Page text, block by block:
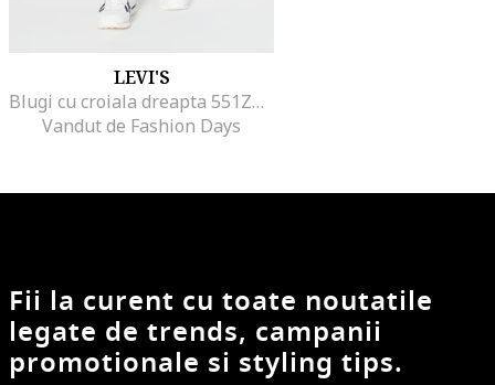
LEVI'S
Blugi cu croiala dreapta 551Z™, Albastru inchis
Vandut de Fashion Days
Fii la curent cu toate noutatile
legate de trends, campanii
promotionale si styling tips.